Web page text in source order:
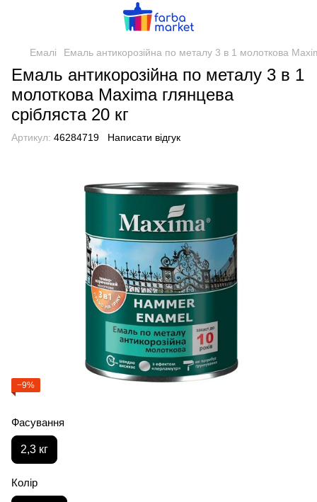
Емалі Емаль антикорозійна по металу 3 в 1 молоткова
Емаль антикорозійна по металу 3 в 1
молоткова Maxima глянцева
срібляста 20 кг
Артикул: 46284719 Написати відгук
−9%
Фасування
2,3 кг
Колір